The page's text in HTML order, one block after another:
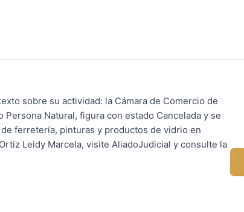
sobre su actividad: la Cámara de Comercio de
Natural, figura con estado Cancelada y se
ferretería, pinturas y productos de vidrio en
Leidy Marcela, visite AliadoJudicial y consulte la